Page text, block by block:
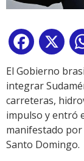
Facebook
X
El Gobierno
integrar
carreteras,
impulso y entró
manifestado por
Santo Domingo.